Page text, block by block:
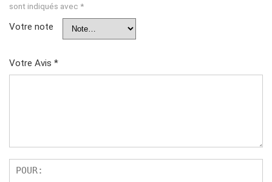
sont indiqués avec *
Votre note
Votre Avis *